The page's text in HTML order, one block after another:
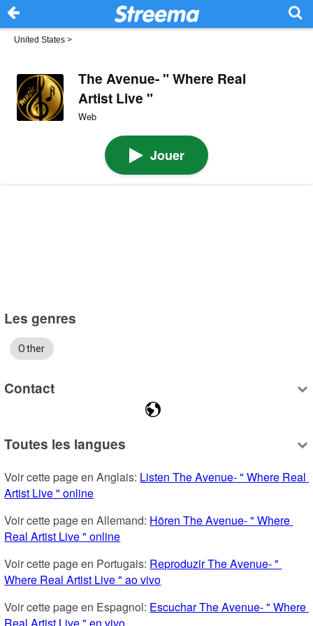
United States >
The Avenue- " Where Real
Artist Live "
Web
Jouer
Les genres
Other
Contact
Toutes les langues
Voir cette page en Anglais: Listen The Avenue- " Where Real
Artist Live " online
Voir cette page en Allemand: Hören The Avenue- " Where
Real Artist Live " online
Voir cette page en Portugais: Reproduzir The Avenue- "
Where Real Artist Live " ao vivo
Voir cette page en Espagnol: Escuchar The Avenue- " Where
Real Artist Live " en vivo